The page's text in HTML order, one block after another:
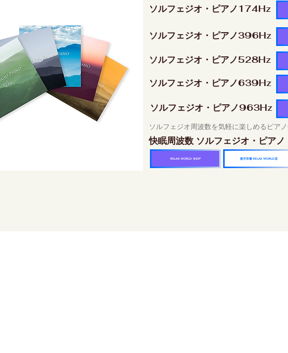
ソルフェジオ・ピアノ174Hz
ソルフェジオ・ピアノ396Hz
ソルフェジオ・ピアノ528Hz
ソルフェジオ・ピアノ639Hz
ソルフェジオ・ピアノ963Hz
ソルフェジオ周波数を気軽に楽しめるピア
快眠周波数 ソルフェジオ・ピア
RELAX WORLD SHOP 楽天市場 RELAX WORLD店